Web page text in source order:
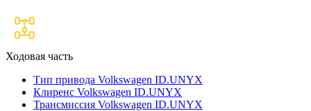
Ходовая часть
Тип привода Volkswagen ID.UNYX
Клиренс Volkswagen ID.UNYX
Трансмиссия Volkswagen ID.UNYX